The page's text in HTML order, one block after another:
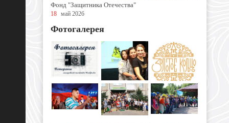
Фонд "Защитника Отечества"
18 май 2026
Фотогалерея